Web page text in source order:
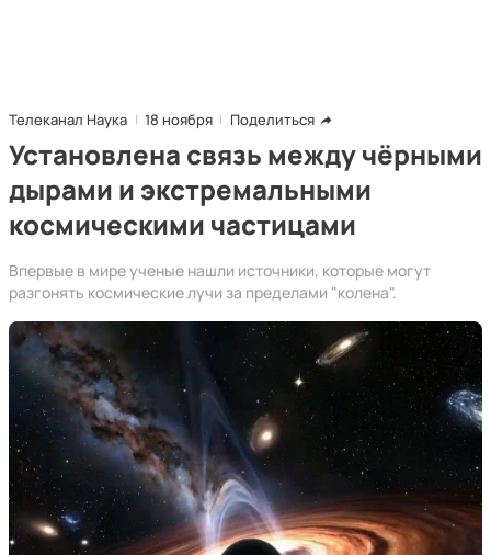
Телеканал Наука 18 ноября Поделиться
Установлена связь между чёрными
дырами и экстремальными
космическими частицами
Впервые в мире ученые нашли источники, которые могут
разгонять космические лучи за пределами "колена".